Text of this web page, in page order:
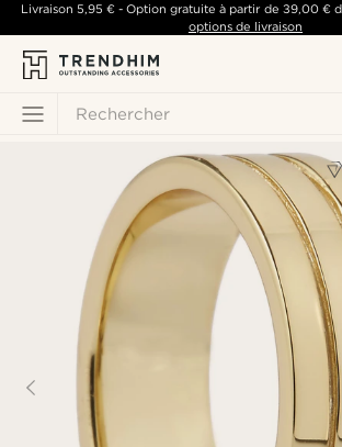
Rechercher
Livraison 5,95 €- Option gratuite à partir de 39,00 €
options de livraison